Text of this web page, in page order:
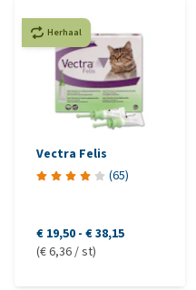
Herhaal
Vectra Felis
(65)
€ 19,50 - € 38,15
(€ 6,36 / st)